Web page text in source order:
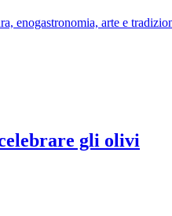
enogastronomia, arte e
gli olivi